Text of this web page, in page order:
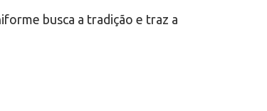
busca a tradição e traz a